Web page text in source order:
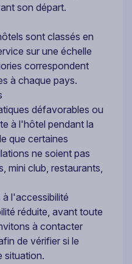
son départ.
sont classés en
sur une échelle
correspondent
à chaque pays.
défavorables ou
à l'hôtel pendant la
que certaines
ne soient pas
mini club, restaurants,
l'accessibilité
réduite, avant toute
à contacter
de vérifier si le
situation.